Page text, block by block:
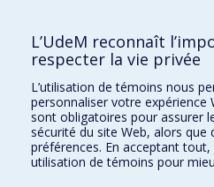
Site Web du Secrétariat général
Accessibilité
Demandes en ligne
Demande de
L’UdeM reconnaît
respecter la vie privée
L’utilisation de témoins nous
personnaliser votre expérience
sont obligatoires pour assurer
sécurité du site Web, alors que
préférences. En acceptant
utilisation de témoins pour